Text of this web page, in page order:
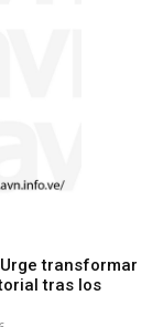
transformar
tras los